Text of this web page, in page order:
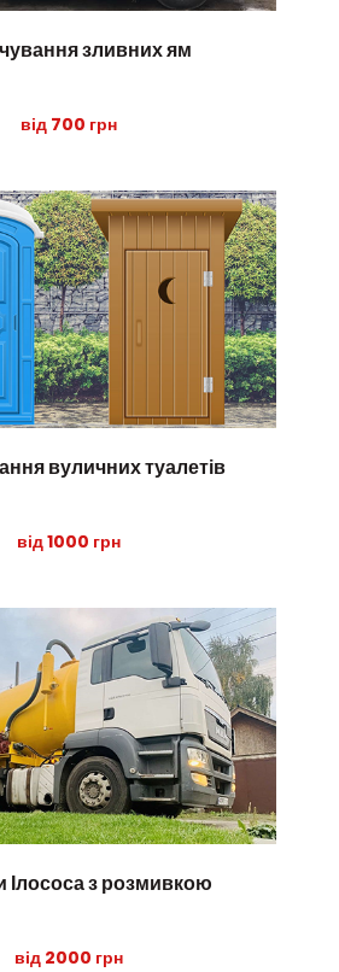
зливних ям
від 700 грн
вуличних туалетів
від 1000 грн
Ілососа з розмивкою
від 2000 грн